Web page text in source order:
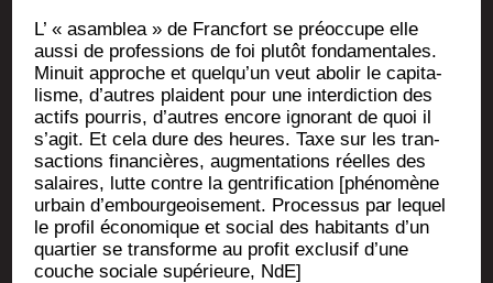
L’ « asam­blea » de Franc­fort se pré­oc­cupe elle
aus­si de pro­fes­sions de foi plu­tôt fon­da­men­tales.
Minuit approche et quelqu’un veut abo­lir le capi­ta­
lisme, d’autres plaident pour une inter­dic­tion des
actifs pour­ris, d’autres encore igno­rant de quoi il
s’agit. Et cela dure des heures. Taxe sur les tran­
sac­tions finan­cières, aug­men­ta­tions réelles des
salaires, lutte contre la gen­tri­fi­ca­tion [phé­no­mène
urbain d’embourgeoisement. Pro­ces­sus par lequel
le pro­fil éco­no­mique et social des habi­tants d’un
quar­tier se trans­forme au pro­fit exclu­sif d’une
couche sociale supé­rieure, NdE]